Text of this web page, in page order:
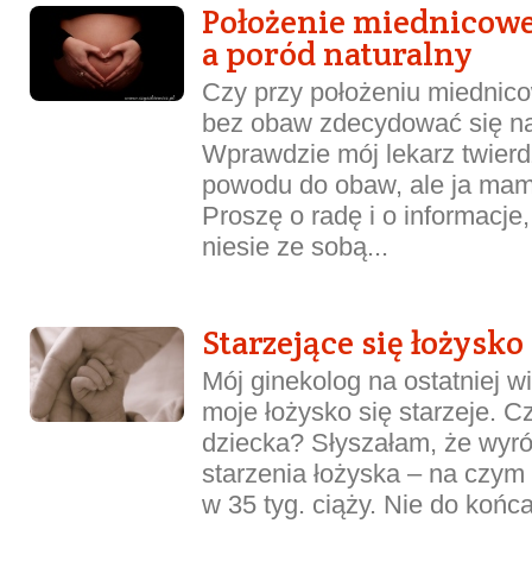
Położenie
a poród naturalny
Czy przy położeniu
bez obaw zdecydować się
Wprawdzie mój lekarz
powodu do obaw, ale ja
Proszę o radę i o
niesie ze sobą...
Starzejące się łożysko
Mój ginekolog na ostatniej
moje łożysko się starzeje.
dziecka? Słyszałam, że
starzenia łożyska – na
w 35 tyg. ciąży. Nie do